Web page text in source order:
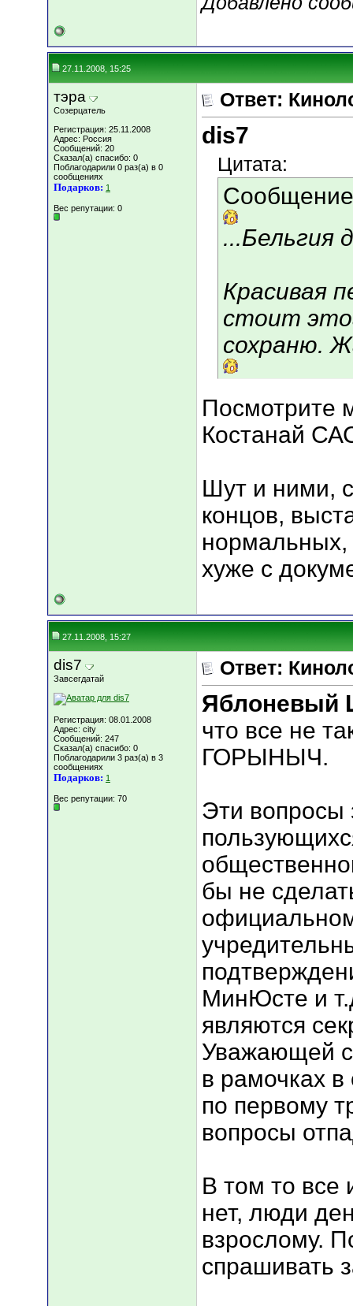
27.11.2008, 15:25
тэра
Созерцатель
Регистрация: 25.11.2008
Адрес: Россия
Сообщений: 20
Сказал(а) спасибо: 0
Поблагодарили 0 раз(а) в 0
сообщениях
Подарков: 1
Вес репутации: 0
Ответ:
dis7
Цитата:
...Бельгия
Красивая
стоит
сохраню.
Посмотрите
Костанай
Шут и ними,
концов,
нормальных,
хуже с
27.11.2008, 15:27
dis7
Завсегдатай
Регистрация: 08.01.2008
Адрес: city
Сообщений: 247
Сказал(а) спасибо: 0
Поблагодарили 3 раз(а) в 3
сообщениях
Подарков: 1
Вес репутации: 70
Ответ:
Яблоневый
что все не
ГОРЫНЫЧ.
Эти вопросы
бы не
МинЮсте и
являются
Уважающей
в рамочках
по первому
вопросы
В том то все
нет, люди
взрослому.
спрашивать